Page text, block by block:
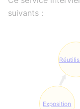
suivants :
Exposition